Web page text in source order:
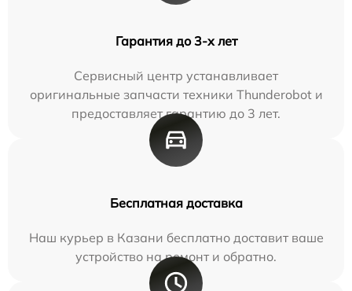
Гарантия до 3-х лет
Сервисный центр устанавливает
оригинальные запчасти техники Thunderobot и
предоставляет гарантию до 3 лет.
Бесплатная доставка
Наш курьер в Казани бесплатно доставит ваше
устройство на ремонт и обратно.